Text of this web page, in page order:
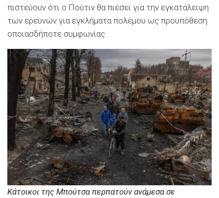
πιστεύουν ότι ο Πούτιν θα πιέσει για την εγκατάλειψη
των ερευνών για εγκλήματα πολέμου ως προϋπόθεση
οποιασδήποτε συμφωνίας.
Κάτοικοι της Μπούτσα περπατούν ανάμεσα σε